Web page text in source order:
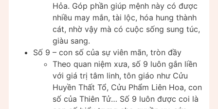
Hỏa. Góp phần giúp mệnh này có được
nhiều may mắn, tài lộc, hóa hung thành
cát, nhờ vậy mà có cuộc sống sung túc,
giàu sang.
Số 9 – con số của sự viên mãn, tròn đầy
Theo quan niệm xưa, số 9 luôn gắn liền
với giá trị tâm linh, tôn giáo như Cửu
Huyền Thất Tổ, Cửu Phẩm Liên Hoa, con
số của Thiên Tử… Số 9 luôn được coi là